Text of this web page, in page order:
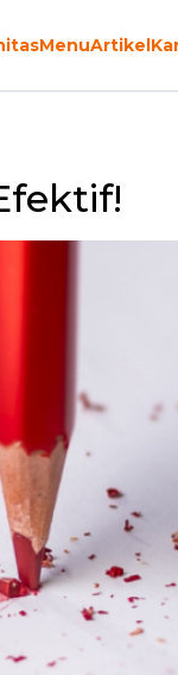
MenuArtikel